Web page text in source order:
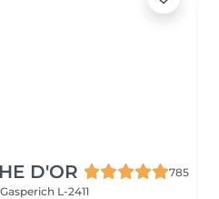
D'OR
785
Gasperich L-2411